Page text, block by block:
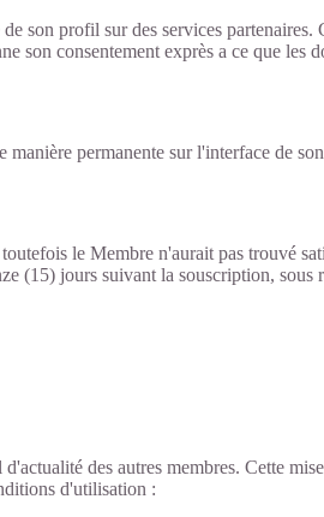
son profil sur des services partenaires.
consentement exprès a ce que les
permanente sur l'interface de
le Membre n'aurait pas trouvé
(15) jours suivant la souscription, sous
des autres membres. Cette
d'utilisation :